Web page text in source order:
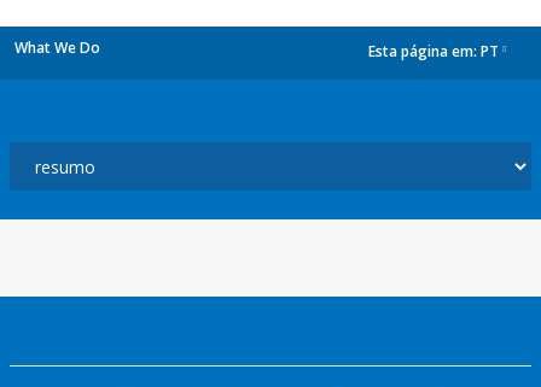
What We Do Esta página em: PT